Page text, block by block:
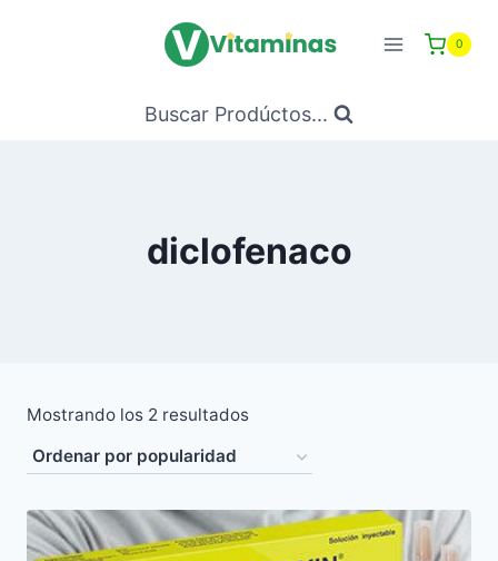
0
Buscar Prodúctos...
diclofenaco
Mostrando los 2 resultadosOrdenado
popularidad